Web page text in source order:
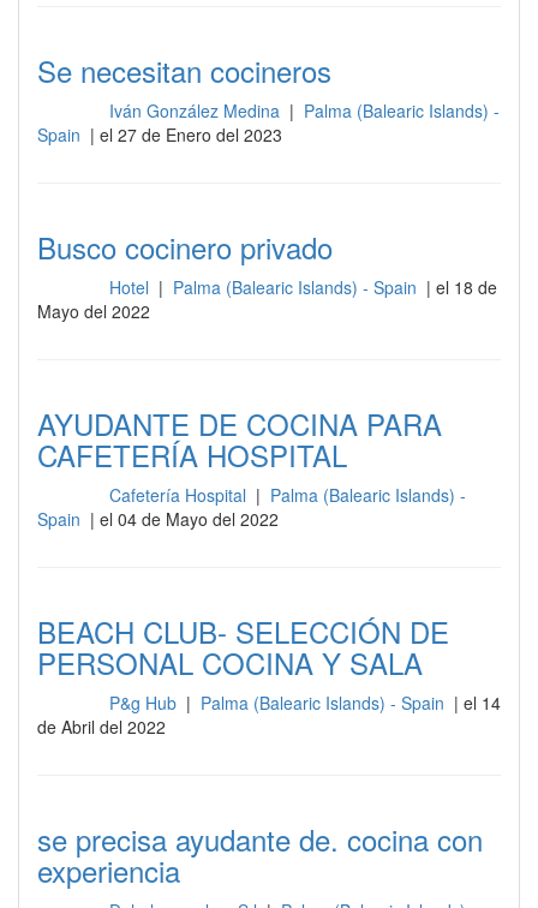
Se necesitan cocineros
Iván González Medina | Palma (Balearic Islands) -
Spain | el 27 de Enero del 2023
Busco cocinero privado
Hotel | Palma (Balearic Islands) - Spain | el 18 de
Mayo del 2022
AYUDANTE DE COCINA PARA
CAFETERÍA HOSPITAL
Cafetería Hospital | Palma (Balearic Islands) -
Spain | el 04 de Mayo del 2022
BEACH CLUB- SELECCIÓN DE
PERSONAL COCINA Y SALA
P&g Hub | Palma (Balearic Islands) - Spain | el 14
de Abril del 2022
se precisa ayudante de. cocina con
experiencia